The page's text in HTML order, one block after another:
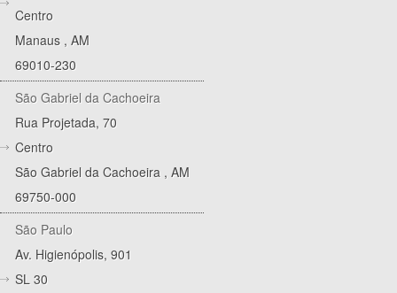
Centro
Manaus , AM
69010-230
São Gabriel da Cachoeira
Rua Projetada, 70
Centro
São Gabriel da Cachoeira , AM
69750-000
São Paulo
Av. Higienópolis, 901
SL 30